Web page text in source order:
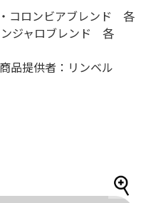
コロンビアブレンド 各
ジャロブレンド 各
提供者：リンベル